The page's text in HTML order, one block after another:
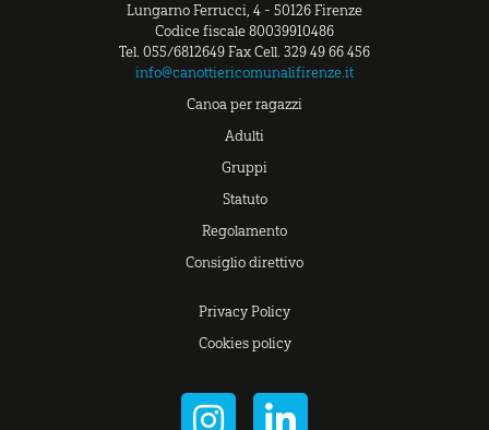
Lungarno Ferrucci, 4 - 50126 Firenze
Codice fiscale 80039910486
Tel. 055/6812649 Fax Cell. 329 49 66 456
info@canottiericomunalifirenze.it
Canoa per ragazzi
Adulti
Gruppi
Statuto
Regolamento
Consiglio direttivo
Privacy Policy
Cookies policy